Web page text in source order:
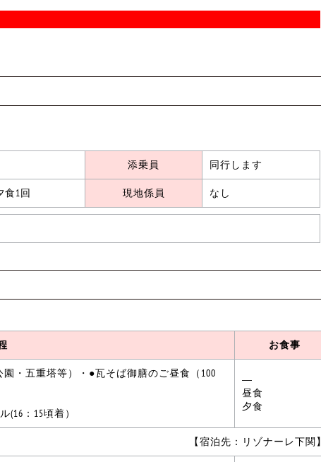
添乗員 同行します
1回 現地係員 なし
お食事
・五重塔等）・●瓦そば御膳のご昼食（100
：15頃着）
―
昼食
夕食
【宿泊先：リゾナーレ下関】